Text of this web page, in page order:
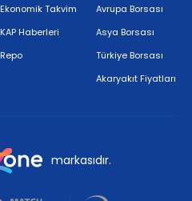
Ekonomik Takvim
KAP Haberleri
Repo
Avrupa Borsası
Asya Borsası
Türkiye Borsası
Akaryakıt Fiyatları
markasıdır.